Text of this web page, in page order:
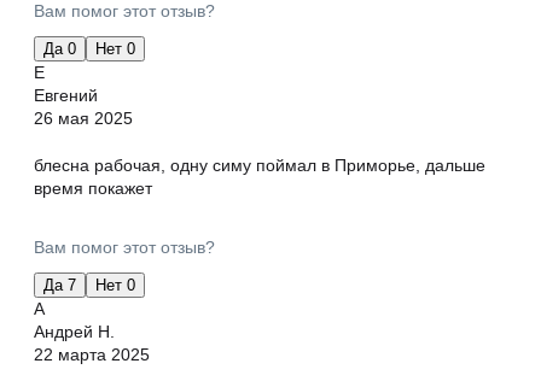
Вам помог этот отзыв?
Да 0 Нет 0
Е
Евгений
26 мая 2025
блесна рабочая, одну симу поймал в Приморье, дальше
время покажет
Вам помог этот отзыв?
Да 7 Нет 0
А
Андрей Н.
22 марта 2025